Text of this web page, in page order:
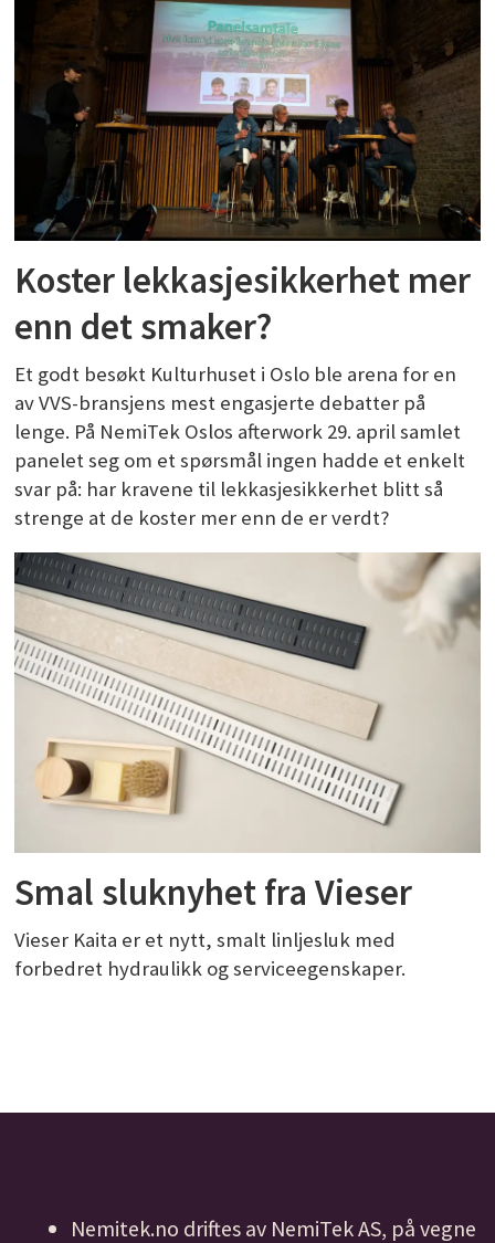
Koster lekkasjesikkerhet mer
enn det smaker?
Et godt besøkt Kulturhuset i Oslo ble arena for en
av VVS-bransjens mest engasjerte debatter på
lenge. På NemiTek Oslos afterwork 29. april samlet
panelet seg om et spørsmål ingen hadde et enkelt
svar på: har kravene til lekkasjesikkerhet blitt så
strenge at de koster mer enn de er verdt?
Smal sluknyhet fra Vieser
Vieser Kaita er et nytt, smalt linljesluk med
forbedret hydraulikk og serviceegenskaper.
Nemitek.no driftes av NemiTek AS, på vegne